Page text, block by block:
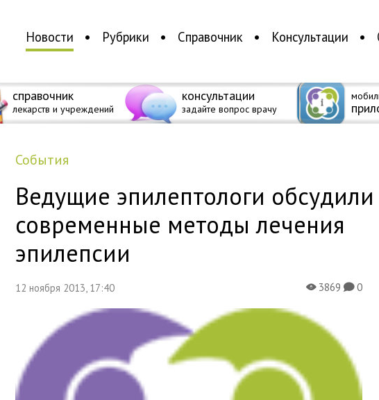
Новости Рубрики Справочник Консультации
справочник
лекарств и учреждений
консультации
задайте вопрос врачу
события
Ведущие эпилептологи обсудили
современные методы лечения
эпилепсии
12 ноября 2013, 17:40 X3869K0